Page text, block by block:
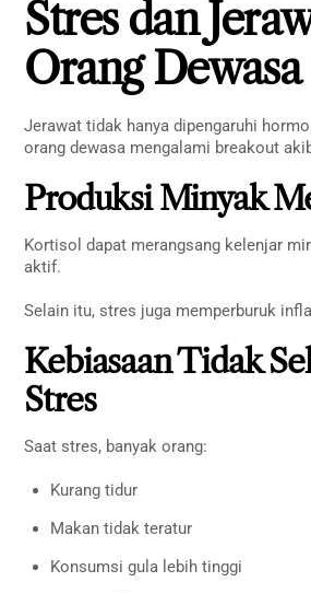
Stres dan
Orang Dewasa
Jerawat tidak hanya dipengaruhi
orang dewasa mengalami breakout
Produksi Minyak
Kortisol dapat merangsang kelenjar
aktif.
Selain itu, stres juga memperburuk
Kebiasaan Tidak
Stres
Saat stres, banyak orang:
Kurang tidur
Makan tidak teratur
Konsumsi gula lebih tinggi